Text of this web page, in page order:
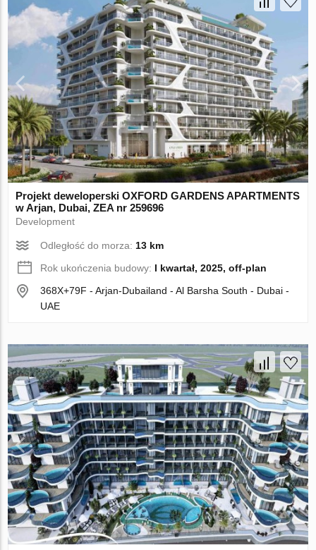
Projekt deweloperski OXFORD GARDENS APARTMENTS
w Arjan, Dubai, ZEA nr 259696
Development
Odległość do morza:13 km
Rok ukończenia budowy: I kwartał, 2025, off-plan
368X+79F - Arjan-Dubailand - Al Barsha South - Dubai -
UAE